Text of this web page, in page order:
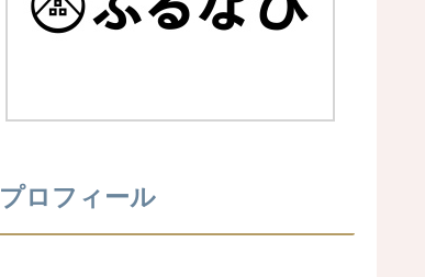
プロフィール